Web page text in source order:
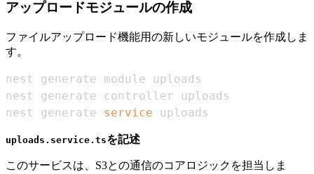
アップロードモジュールの作成
ファイルアップロード機能用の新しいモジュールを作成しま
す。
nest generate service uploads
uploads.service.tsを記述
このサービスは、S3との通信のコアロジックを担当しま